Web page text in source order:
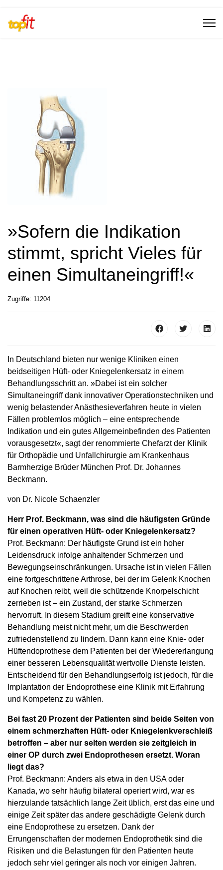
»Sofern die Indikation
stimmt, spricht Vieles für
einen Simultaneingriff!«
Zugriffe: 11204
In Deutschland bieten nur wenige Kliniken einen
beidseitigen Hüft- oder Kniegelenkersatz in einem
Behandlungsschritt an. »Dabei ist ein solcher
Simultaneingriff dank innovativer Operationstechniken und
wenig belastender Anästhesieverfahren heute in vielen
Fällen problemlos möglich – eine entsprechende
Indikation und ein gutes Allgemeinbefinden des Patienten
vorausgesetzt«, sagt der renommierte Chefarzt der Klinik
für Orthopädie und Unfallchirurgie am Krankenhaus
Barmherzige Brüder München Prof. Dr. Johannes
Beckmann.
von Dr. Nicole Schaenzler
Herr Prof. Beckmann, was sind die häufigsten Gründe
für einen operativen Hüft- oder Kniegelenkersatz?
Prof. Beckmann: Der häufigste Grund ist ein hoher
Leidensdruck infolge anhaltender Schmerzen und
Bewegungseinschränkungen. Ursache ist in vielen Fällen
eine fortgeschrittene Arthrose, bei der im Gelenk Knochen
auf Knochen reibt, weil die schützende Knorpelschicht
zerrieben ist – ein Zustand, der starke Schmerzen
hervorruft. In diesem Stadium greift eine konservative
Behandlung meist nicht mehr, um die Beschwerden
zufriedenstellend zu lindern. Dann kann eine Knie- oder
Hüftendoprothese dem Patienten bei der Wiedererlangung
einer besseren Lebensqualität wertvolle Dienste leisten.
Entscheidend für den Behandlungserfolg ist jedoch, für die
Implantation der Endoprothese eine Klinik mit Erfahrung
und Kompetenz zu wählen.
Bei fast 20 Prozent der Patienten sind beide Seiten von
einem schmerzhaften Hüft- oder Kniegelenkverschleiß
betroffen – aber nur selten werden sie zeitgleich in
einer OP durch zwei Endoprothesen ersetzt. Woran
liegt das?
Prof. Beckmann: Anders als etwa in den USA oder
Kanada, wo sehr häufig bilateral operiert wird, war es
hierzulande tatsächlich lange Zeit üblich, erst das eine und
einige Zeit später das andere geschädigte Gelenk durch
eine Endoprothese zu ersetzen. Dank der
Errungenschaften der modernen Endoprothetik sind die
Risiken und die Belastungen für den Patienten heute
jedoch sehr viel geringer als noch vor einigen Jahren.